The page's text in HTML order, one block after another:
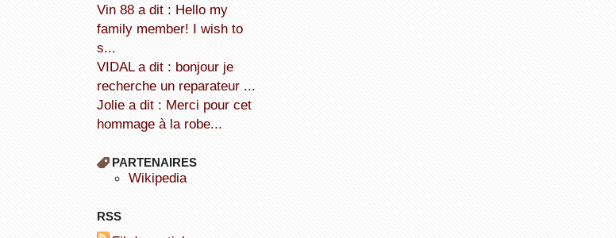
Vin 88 a dit : Hello my
family member! I wish to
s...
VIDAL a dit : bonjour je
recherche un reparateur ...
Jolie a dit : Merci pour cet
hommage à la robe...
PARTENAIRES
wikipedia
RSS